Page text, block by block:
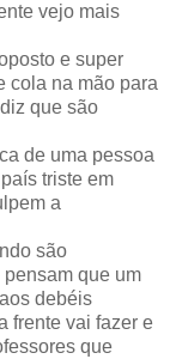
vejo mais
e super
cola na mão para
que são
de uma pessoa
triste em
a
são
que um
debéis
frente vai fazer e
que